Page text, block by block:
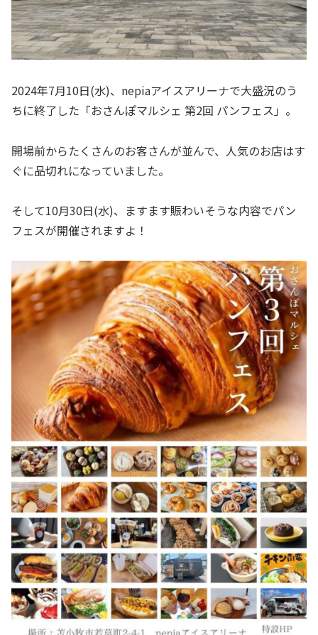
2024年7月10日(水)、nepiaアイスアリーナで大盛況のう
ちに終了した「おさんぽマルシェ 第2回 パンフェス」。
開場前からたくさんのお客さんが並んで、人気のお店はす
ぐに品切れになっていました。
そして10月30日(水)、ますます賑わいそうな内容でパン
フェスが開催されますよ！